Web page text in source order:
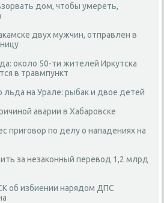
дом, чтобы умереть,
двух мужчин, отправлен в
около 50-ти жителей Иркутска
в травмпункт
на Урале: рыбак и двое детей
аварии в Хабаровске
приговор по делу о нападениях на
за незаконный перевод 1,2 млрд
об избиении нарядом ДПС